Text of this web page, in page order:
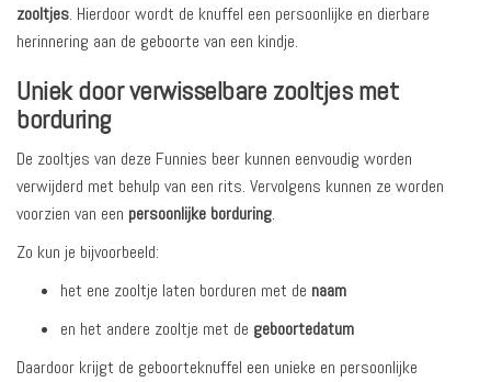
zooltjes. Hierdoor wordt de knuffel een persoonlijke en dierbare
herinnering aan de geboorte van een kindje.
Uniek door verwisselbare zooltjes met
borduring
De zooltjes van deze Funnies beer kunnen eenvoudig worden
verwijderd met behulp van een rits. Vervolgens kunnen ze worden
voorzien van een persoonlijke borduring.
Zo kun je bijvoorbeeld:
het ene zooltje laten borduren met de naam
en het andere zooltje met de geboortedatum
Daardoor krijgt de geboorteknuffel een unieke en persoonlijke